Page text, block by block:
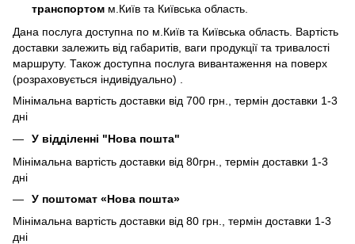
транспортом м.Київ та Київська область.
Дана послуга доступна по м.Київ та Київська область. Вартість
доставки залежить від габаритів, ваги продукції та тривалості
маршруту. Також доступна послуга вивантаження на поверх
(розраховується індивідуально) .
Мінімальна вартість доставки від 700 грн., термін доставки 1-3
дні
У відділенні "Нова пошта"
Мінімальна вартість доставки від 80грн., термін доставки 1-3
дні
У поштомат «Нова пошта»
Мінімальна вартість доставки від 80 грн., термін доставки 1-3
дні